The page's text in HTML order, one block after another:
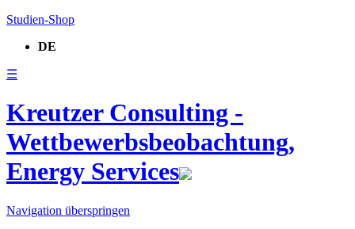
Studien-Shop
DE
☰
Kreutzer Consulting -
Wettbewerbsbeobachtung,
Energy Services
Navigation überspringen